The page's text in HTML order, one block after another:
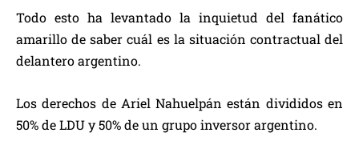
Todo esto ha levantado la inquietud del fanático
amarillo de saber cuál es la situación contractual del
delantero argentino.
Los derechos de Ariel Nahuelpán están divididos en
50% de LDU y 50% de un grupo inversor argentino.